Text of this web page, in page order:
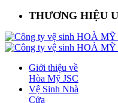
THƯƠNG HIỆU
Giới thiệu về
Hòa Mỹ JSC
Vệ Sinh Nhà
Cửa